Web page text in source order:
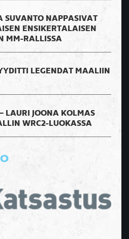
SUVANTO NAPPASIVAT
ENSIKERTALAISEN
MM-RALLISSA
LEGENDAT MAALIIN
LAURI JOONA KOLMAS
WRC2-LUOKASSA